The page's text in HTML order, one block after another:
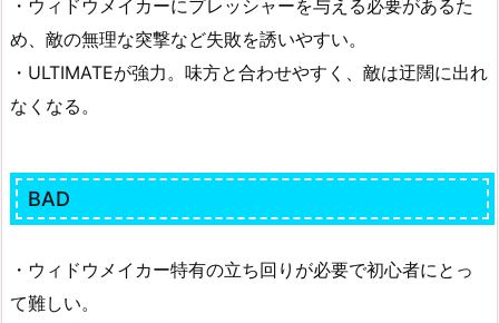
・ウィドウメイカーにプレッシャーを与える必要があるた
め、敵の無理な突撃など失敗を誘いやすい。
・ULTIMATEが強力。味方と合わせやすく、敵は迂闊に出れ
なくなる。
BAD
・ウィドウメイカー特有の立ち回りが必要で初心者にとっ
て難しい。